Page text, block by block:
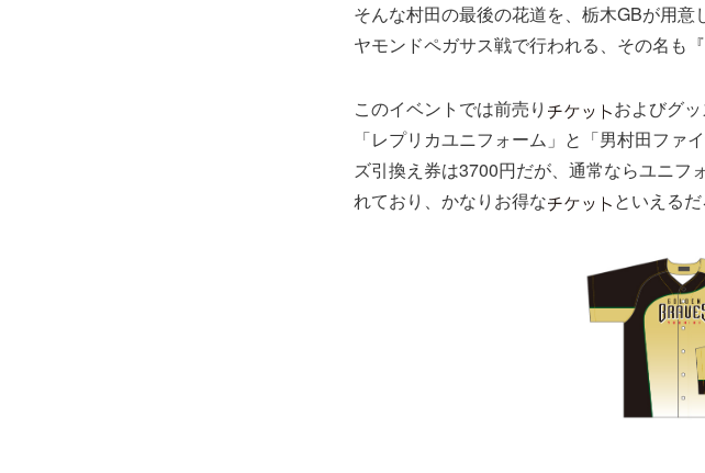
そんな村田の最後の花道を、栃木GBが用
ヤモンドペガサス戦で行われる、その名も
このイベントでは前売り
およびグ
「レプリカユニフォーム」と「男村田ファ
ズ引換え券は3700円だが、通常ならユニフ
れており、かなりお得な
といえるだ